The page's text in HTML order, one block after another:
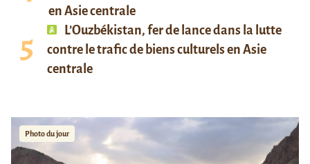
en Asie centrale
L’Ouzbékistan, fer de lance dans la lutte
contre le trafic de biens culturels en Asie
centrale
Photo du jour